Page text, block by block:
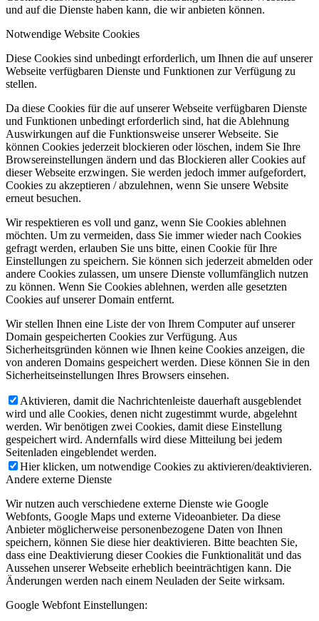
und auf die Dienste haben kann, die wir anbieten können.
Notwendige Website Cookies
Diese Cookies sind unbedingt erforderlich, um Ihnen die auf unserer
Webseite verfügbaren Dienste und Funktionen zur Verfügung zu
stellen.
Da diese Cookies für die auf unserer Webseite verfügbaren Dienste
und Funktionen unbedingt erforderlich sind, hat die Ablehnung
Auswirkungen auf die Funktionsweise unserer Webseite. Sie
können Cookies jederzeit blockieren oder löschen, indem Sie Ihre
Browsereinstellungen ändern und das Blockieren aller Cookies auf
dieser Webseite erzwingen. Sie werden jedoch immer aufgefordert,
Cookies zu akzeptieren / abzulehnen, wenn Sie unsere Website
erneut besuchen.
Wir respektieren es voll und ganz, wenn Sie Cookies ablehnen
möchten. Um zu vermeiden, dass Sie immer wieder nach Cookies
gefragt werden, erlauben Sie uns bitte, einen Cookie für Ihre
Einstellungen zu speichern. Sie können sich jederzeit abmelden oder
andere Cookies zulassen, um unsere Dienste vollumfänglich nutzen
zu können. Wenn Sie Cookies ablehnen, werden alle gesetzten
Cookies auf unserer Domain entfernt.
Wir stellen Ihnen eine Liste der von Ihrem Computer auf unserer
Domain gespeicherten Cookies zur Verfügung. Aus
Sicherheitsgründen können wie Ihnen keine Cookies anzeigen, die
von anderen Domains gespeichert werden. Diese können Sie in den
Sicherheitseinstellungen Ihres Browsers einsehen.
Aktivieren, damit die Nachrichtenleiste dauerhaft ausgeblendet
wird und alle Cookies, denen nicht zugestimmt wurde, abgelehnt
werden. Wir benötigen zwei Cookies, damit diese Einstellung
gespeichert wird. Andernfalls wird diese Mitteilung bei jedem
Seitenladen eingeblendet werden.
Hier klicken, um notwendige Cookies zu aktivieren/deaktivieren.
Andere externe Dienste
Wir nutzen auch verschiedene externe Dienste wie Google
Webfonts, Google Maps und externe Videoanbieter. Da diese
Anbieter möglicherweise personenbezogene Daten von Ihnen
speichern, können Sie diese hier deaktivieren. Bitte beachten Sie,
dass eine Deaktivierung dieser Cookies die Funktionalität und das
Aussehen unserer Webseite erheblich beeinträchtigen kann. Die
Änderungen werden nach einem Neuladen der Seite wirksam.
Google Webfont Einstellungen: